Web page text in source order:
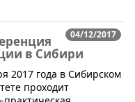
04/12/2017
в Сибири
2017 года в Сибирском
проходит